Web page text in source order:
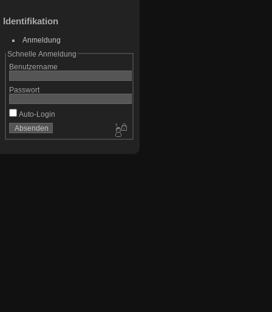
Identifikation
Anmeldung
Schnelle Anmeldung
Benutzername
Passwort
Auto-Login